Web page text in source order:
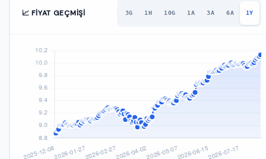
📈 FIYAT GEÇMIŞI 3G 1H 10G 1A 3A 6A 1Y